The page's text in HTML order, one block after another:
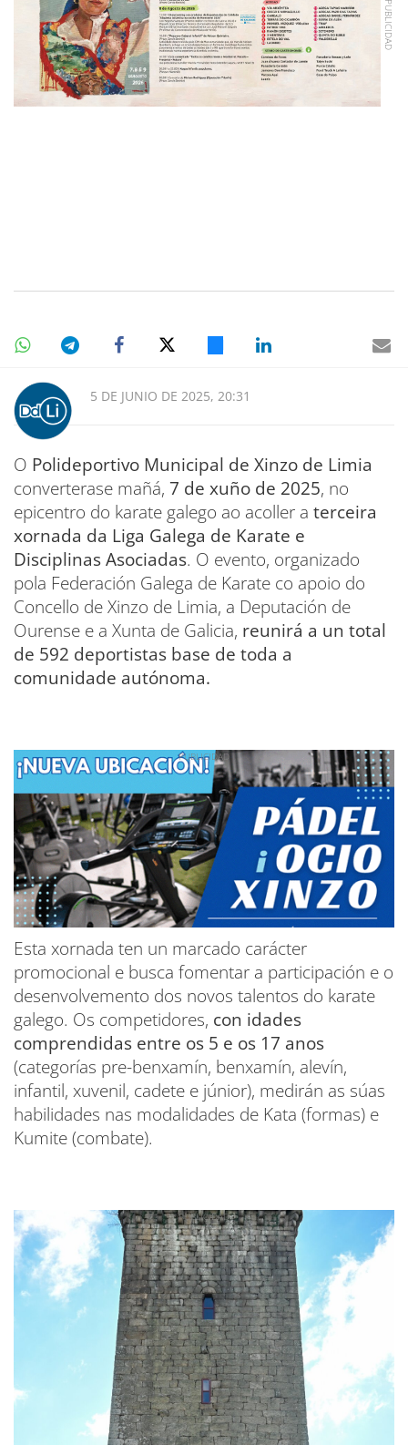
5 DE JUNIO DE 2025, 20:31
O Polideportivo Municipal de Xinzo de Limia
converterase mañá, 7 de xuño de 2025, no
epicentro do karate galego ao acoller a terceira
xornada da Liga Galega de Karate e
Disciplinas Asociadas. O evento, organizado
pola Federación Galega de Karate co apoio do
Concello de Xinzo de Limia, a Deputación de
Ourense e a Xunta de Galicia, reunirá a un total
de 592 deportistas base de toda a
comunidade autónoma.
Esta xornada ten un marcado carácter
promocional e busca fomentar a participación e o
desenvolvemento dos novos talentos do karate
galego. Os competidores, con idades
comprendidas entre os 5 e os 17 anos
(categorías pre-benxamín, benxamín, alevín,
infantil, xuvenil, cadete e júnior), medirán as súas
habilidades nas modalidades de Kata (formas) e
Kumite (combate).